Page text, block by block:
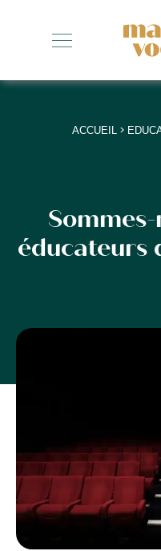
+
+
+
+
ACCUEIL >
éducateurs